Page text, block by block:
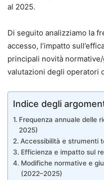
al 2025.
Di seguito analizziamo la
accesso, l’impatto
principali novità
valutazioni degli operatori
Indice degli
Frequenza annuale delle
2025)
Accessibilità e strumenti
Efficienza e impatto sul
Modifiche normative e
(2022–2025)